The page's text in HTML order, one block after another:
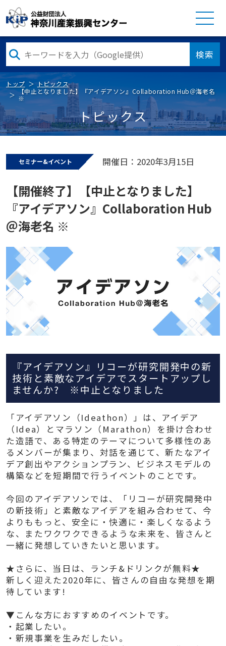
検索
トップ
トピックス
【中止となりました】『アイデアソン』Collaboration Hub＠海老名
※
トピックス
セミナー&イベント 開催日：2020年3月15日
【開催終了】【中止となりました】
『アイデアソン』Collaboration Hub
＠海老名 ※
『アイデアソン』リコーが研究開発中の新
技術と素敵なアイデアでスタートアップし
ませんか? ※中止となりました
「アイデアソン（Ideathon）」は、アイデア
（Idea）とマラソン（Marathon）を掛け合わせ
た造語で、ある特定のテーマについて多様性のあ
るメンバーが集まり、対話を通じて、新たなアイ
デア創出やアクションプラン、ビジネスモデルの
構築などを短期間で行うイベントのことです。
今回のアイデアソンでは、「リコーが研究開発中
の新技術」と素敵なアイデアを組み合わせて、今
よりももっと、安全に・快適に・楽しくなるよう
な、またワクワクできるような未来を、皆さんと
一緒に発想していきたいと思います。
★さらに、当日は、ランチ&ドリンクが無料★
新しく迎えた2020年に、皆さんの自由な発想を期
待しています!
▼こんな方におすすめのイベントです。
・起業したい。
・新規事業を生みだしたい。